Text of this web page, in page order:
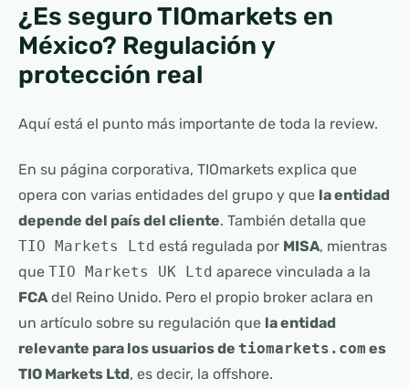
¿Es seguro TIOmarkets en
México? Regulación y
protección real
Aquí está el punto más importante de toda la review.
En su página corporativa, TIOmarkets explica que
opera con varias entidades del grupo y que la entidad
depende del país del cliente. También detalla que
TIO Markets Ltd está regulada por MISA, mientras
que TIO Markets UK Ltd aparece vinculada a la
FCA del Reino Unido. Pero el propio broker aclara en
un artículo sobre su regulación que la entidad
relevante para los usuarios de tiomarkets.com es
TIO Markets Ltd, es decir, la offshore.